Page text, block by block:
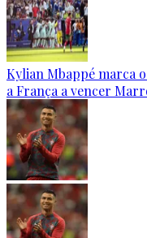
Kylian Mbappé marca
a França a vencer